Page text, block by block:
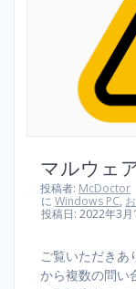
マルウェ
投稿者: McDoctor
にWindows PC,
投稿日: 2022年3月
ご覧いただきあ
から複数の問い